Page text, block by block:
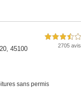
45100
3,5 étoiles sur 5
2705 avis
sans permis